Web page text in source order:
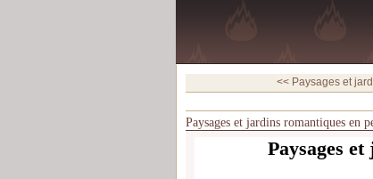
<< Paysages et
Paysages et jardins romantiques en
Paysages